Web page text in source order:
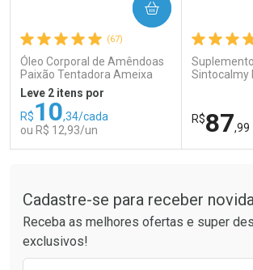
Comprar sem Desconto
Por R$ 66,43/cada
Comprar sem Desconto
Por R$ 66,43/cada
Comprar
Por R$
Comprar
Por R$
(67)
Óleo Corporal de Amêndoas
Paixão Tentadora Ameixa
Rubi 100ml
Leve 2 itens por
R$10,34/cada
ou R$ 12,93/un
COMPRAR
Laboratório
Por Menos
Sintocalmy
R$87,99
Por
Cadastre-se para receber
Receba as melhores ofertas e super
exclusivos!